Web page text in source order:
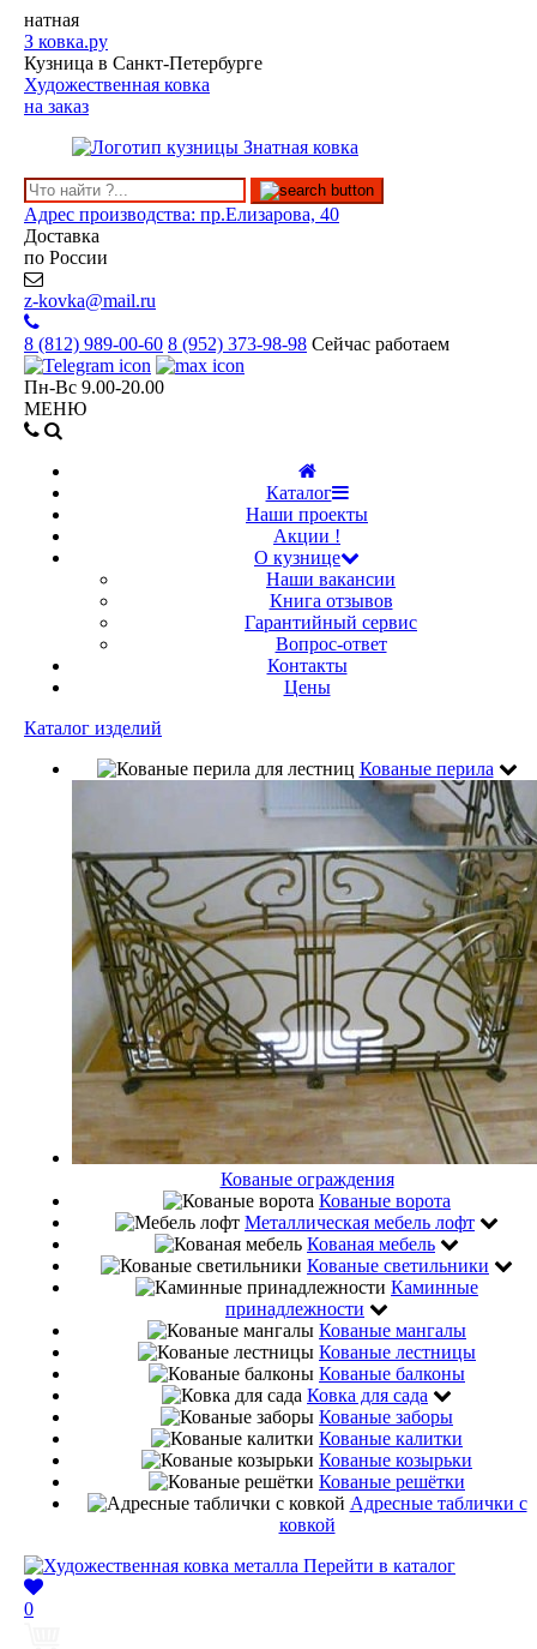
натная
З ковка.ру
Кузница в Санкт-Петербурге
Художественная ковка
на заказ
Адрес производства: пр.Елизарова, 40
Доставка
по России
z-kovka@mail.ru
8 (812) 989-00-60 8 (952) 373-98-98 Сейчас работаем
Пн-Вс 9.00-20.00
МЕНЮ
Каталог
Наши проекты
Акции !
О кузнице
Наши вакансии
Книга отзывов
Гарантийный сервис
Вопрос-ответ
Контакты
Цены
Каталог изделий
Кованые перила
Кованые ограждения
Кованые ворота
Металлическая мебель лофт
Кованая мебель
Кованые светильники
Каминные
принадлежности
Кованые мангалы
Кованые лестницы
Кованые балконы
Ковка для сада
Кованые заборы
Кованые калитки
Кованые козырьки
Кованые решётки
Адресные таблички с
ковкой
Перейти в каталог
0